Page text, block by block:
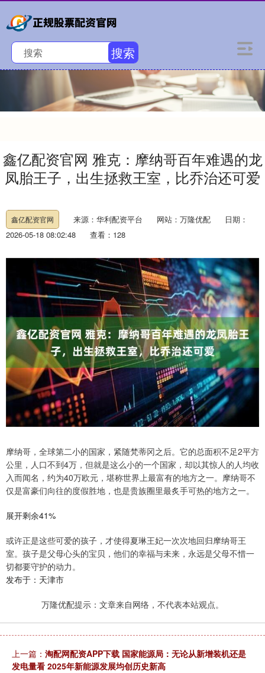
搜索
鑫亿配资官网 雅克：摩纳哥百年难遇的龙
凤胎王子，出生拯救王室，比乔治还可爱
鑫亿配资官网 来源：华利配资平台 网站：万隆优配
日期：
2026-05-18 08:02:48
查看：128
摩纳哥，全球第二小的国家，紧随梵蒂冈之后。它的总面积不足2平方
公里，人口不到4万，但就是这么小的一个国家，却以其惊人的人均收
入而闻名，约为40万欧元，堪称世界上最富有的地方之一。摩纳哥不
仅是富豪们向往的度假胜地，也是贵族圈里最炙手可热的地方之一。
展开剩余41%
或许正是这些可爱的孩子，才使得夏琳王妃一次次地回归摩纳哥王
室。孩子是父母心头的宝贝，他们的幸福与未来，永远是父母不惜一
切都要守护的动力。
发布于：天津市
万隆优配提示：文章来自网络，不代表本站观点。
上一篇： 淘配网配资APP下载 国家能源局：无论从新增装机还是
发电量看 2025年新能源发展均创历史新高